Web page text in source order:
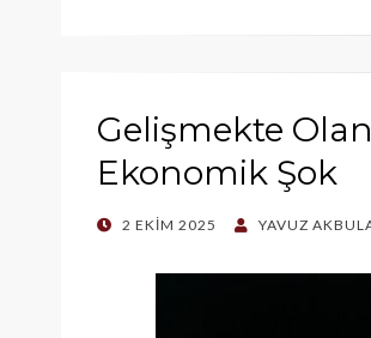
Gelişmekte
Ekonomik Şok
POSTED
2 EKIM 2025 YAVUZ